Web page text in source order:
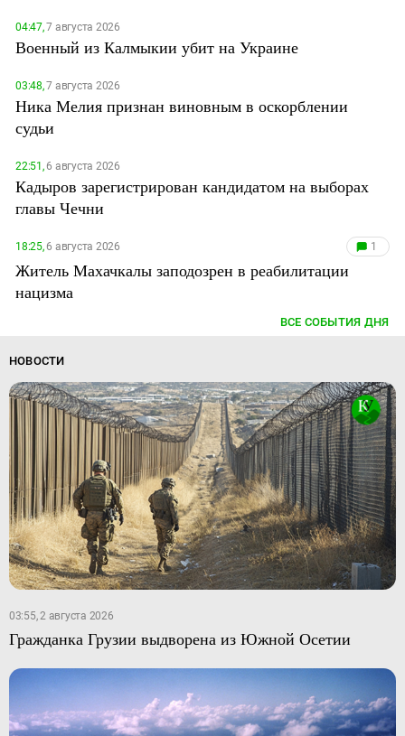
04:47,7 августа 2026
Военный из Калмыкии убит на Украине
03:48,7 августа 2026
Ника Мелия признан виновным в оскорблении
судьи
22:51,6 августа 2026
Кадыров зарегистрирован кандидатом на выборах
главы Чечни
18:25,6 августа 2026 1
Житель Махачкалы заподозрен в реабилитации
нацизма
ВСЕ СОБЫТИЯ ДНЯ
НОВОСТИ
03:55, 2 августа 2026
Гражданка Грузии выдворена из Южной Осетии